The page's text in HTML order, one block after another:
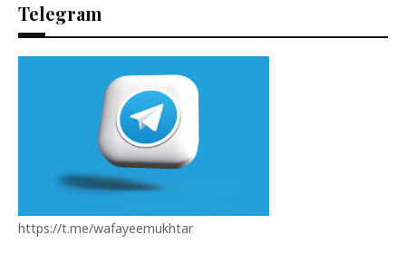
Telegram
https://t.me/wafayeemukhtar